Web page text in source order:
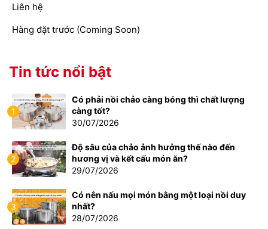
Liên hệ
Hàng đặt trước (Coming Soon)
Tin tức nổi bật
1
Có phải nồi chảo càng bóng thì chất lượng
càng tốt?
30/07/2026
2
Độ sâu của chảo ảnh hưởng thế nào đến
hương vị và kết cấu món ăn?
29/07/2026
3
Có nên nấu mọi món bằng một loại nồi duy
nhất?
28/07/2026